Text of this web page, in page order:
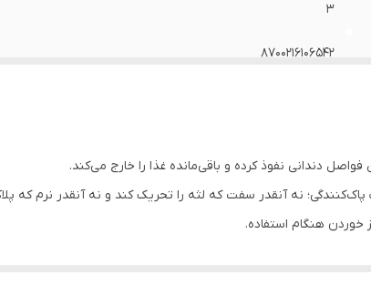
3
8700216106542
دندانی نفوذ کرده و باقی‌مانده غذا را خارج می‌کند.
نه آنقدر سفت که لثه را تحریک کند و نه آنقدر نرم که
هنگام استفاده.